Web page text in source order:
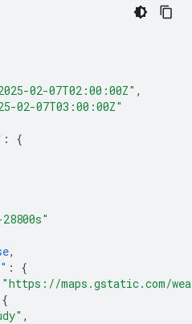
02-07T02:00:00Z" ,
02-07T03:00:00Z"
:
{
,
:
{
"https://maps.gstatic.com/
{
,